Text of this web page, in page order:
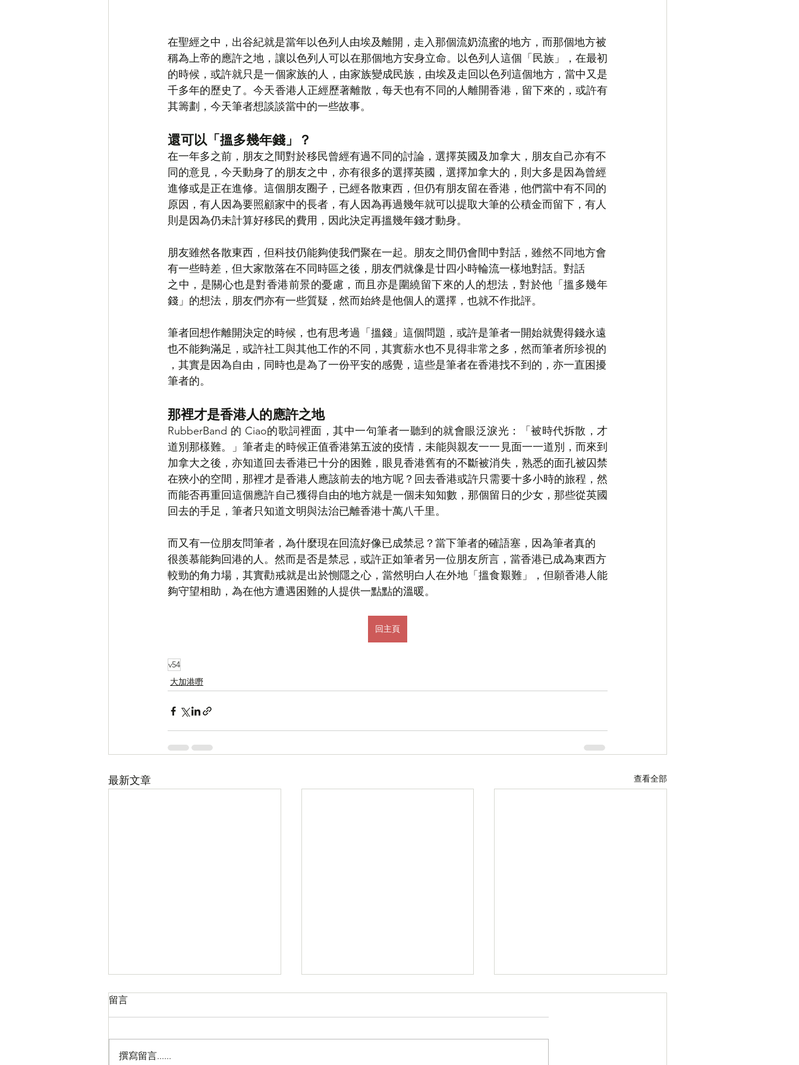
在聖經之中，出谷紀就是當年以色列人由埃及離開，走入那個流奶流蜜的地方，而那個地方被
稱為上帝的應許之地，讓以色列人可以在那個地方安身立命。以色列人這個「民族」，在最初
的時候，或許就只是一個家族的人，由家族變成民族，由埃及走回以色列這個地方，當中又是
千多年的歷史了。今天香港人正經歷著離散，每天也有不同的人離開香港，留下來的，或許有
其籌劃，今天筆者想談談當中的一些故事。
還可以「搵多幾年錢」？
在一年多之前，朋友之間對於移民曾經有過不同的討論，選擇英國及加拿大，朋友自己亦有不
同的意見，今天動身了的朋友之中，亦有很多的選擇英國，選擇加拿大的，則大多是因為曾經
進修或是正在進修。這個朋友圈子，已經各散東西，但仍有朋友留在香港，他們當中有不同的
原因，有人因為要照顧家中的長者，有人因為再過幾年就可以提取大筆的公積金而留下，有人
則是因為仍未計算好移民的費用，因此決定再搵幾年錢才動身。
朋友雖然各散東西，但科技仍能夠使我們聚在一起。朋友之間仍會間中對話，雖然不同地方會
有一些時差，但大家散落在不同時區之後，朋友們就像是廿四小時輪流一樣地對話。對話
之中，是關心也是對香港前景的憂慮，而且亦是圍繞留下來的人的想法，對於他「搵多幾年
錢」的想法，朋友們亦有一些質疑，然而始終是他個人的選擇，也就不作批評。
筆者回想作離開決定的時候，也有思考過「搵錢」這個問題，或許是筆者一開始就覺得錢永遠
也不能夠滿足，或許社工與其他工作的不同，其實薪水也不見得非常之多，然而筆者所珍視的
，其實是因為自由，同時也是為了一份平安的感覺，這些是筆者在香港找不到的，亦一直困擾
筆者的。
那裡才是香港人的應許之地
RubberBand 的 Ciao的歌詞裡面，其中一句筆者一聽到的就會眼泛淚光：「被時代拆散，才
道別那樣難。」筆者走的時候正值香港第五波的疫情，未能與親友一一見面一一道別，而來到
加拿大之後，亦知道回去香港已十分的困難，眼見香港舊有的不斷被消失，熟悉的面孔被囚禁
在狹小的空間，那裡才是香港人應該前去的地方呢？回去香港或許只需要十多小時的旅程，然
而能否再重回這個應許自己獲得自由的地方就是一個未知知數，那個留日的少女，那些從英國
回去的手足，筆者只知道文明與法治已離香港十萬八千里。
而又有一位朋友問筆者，為什麼現在回流好像已成禁忌？當下筆者的確語塞，因為筆者真的
很羨慕能夠回港的人。然而是否是禁忌，或許正如筆者另一位朋友所言，當香港已成為東西方
較勁的角力場，其實勸戒就是出於惻隱之心，當然明白人在外地「搵食艱難」，但願香港人能
夠守望相助，為在他方遭遇困難的人提供一點點的溫暖。
回主頁
v54
大加港嘢
最新文章 查看全部
留言
撰寫留言......